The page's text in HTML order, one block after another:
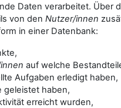
Daten verarbeitet. Über
von den Nutzer/innen
in einer Datenbank:
auf welche
Aufgaben erledigt haben,
geleistet haben,
erreicht wurden,